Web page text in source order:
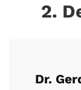
2.
Dr.